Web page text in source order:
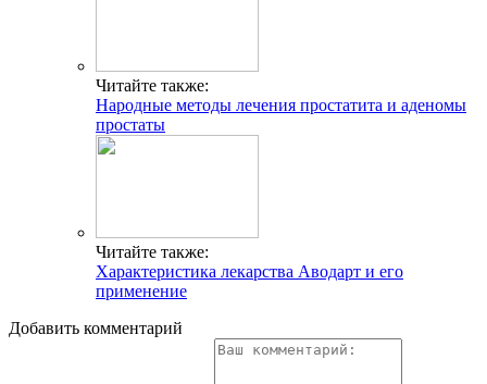
Читайте также:
Народные методы лечения простатита и аденомы
простаты
Читайте также:
Характеристика лекарства Аводарт и его
применение
Добавить комментарий